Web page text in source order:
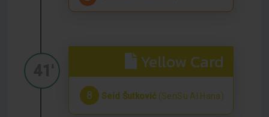
Yellow Card
8 Seid Šutković (SenSu Al Hana)